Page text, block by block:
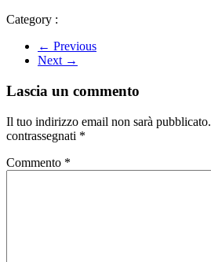
Category :
← Previous
Next →
Lascia un commento
Il tuo indirizzo email non sarà pubblicato.
contrassegnati *
Commento *